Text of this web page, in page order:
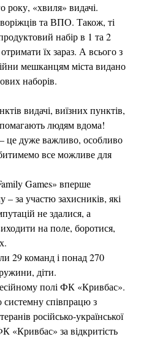
року, «хвиля» видачі.
та ВПО. Також, ті
набір в 1 та 2
їх зараз. А всього з
мешканцям міста видано
наборів.
видачі, виїзних пунктів,
людям вдома!
це дуже важливо, особливо
все можливе для
Games» вперше
за участю захисників, які
не здалися, а
на поле, боротися,
29 команд і понад 270
діти.
полі ФК «Кривбас».
співпрацю з
російсько-української
«Кривбас» за відкритість